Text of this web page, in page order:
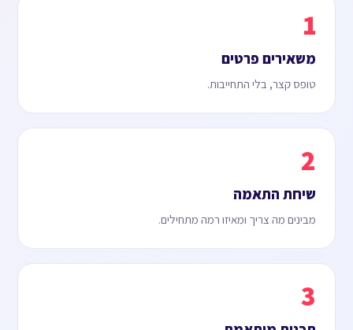
1
משאירים פרטים
טופס קצר, בלי התחייבות.
2
שיחת התאמה
מבינים מה צריך ומאיזו רמה מתחילים.
3